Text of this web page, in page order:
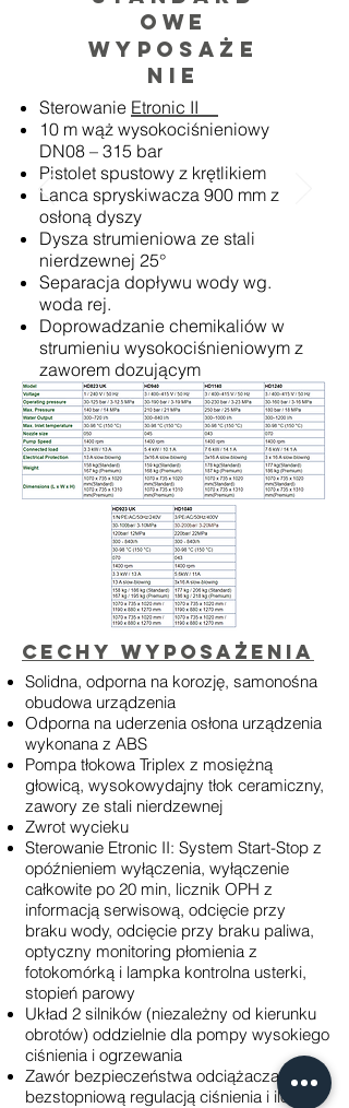
owe
wyposaże
nie
Sterowanie Etronic II
10 m wąż wysokociśnieniowy
DN08 – 315 bar
Pistolet spustowy z krętlikiem
Lanca spryskiwacza 900 mm z
osłoną dyszy
Dysza strumieniowa ze stali
nierdzewnej 25°
Separacja dopływu wody wg.
woda rej.
Doprowadzanie chemikaliów w
strumieniu wysokociśnieniowym z
zaworem dozującym
Cechy wyposażenia
Solidna, odporna na korozję, samonośna
obudowa urządzenia
Odporna na uderzenia osłona urządzenia
wykonana z ABS
Pompa tłokowa Triplex z mosiężną
głowicą, wysokowydajny tłok ceramiczny,
zawory ze stali nierdzewnej
Zwrot wycieku
Sterowanie Etronic II: System Start-Stop z
opóźnieniem wyłączenia, wyłączenie
całkowite po 20 min, licznik OPH z
informacją serwisową, odcięcie przy
braku wody, odcięcie przy braku paliwa,
optyczny monitoring płomienia z
fotokomórką i lampka kontrolna usterki,
stopień parowy
Układ 2 silników (niezależny od kierunku
obrotów) oddzielnie dla pompy wysokiego
ciśnienia i ogrzewania
Zawór bezpieczeństwa odciążacza z
bezstopniową regulacją ciśnienia i ilości